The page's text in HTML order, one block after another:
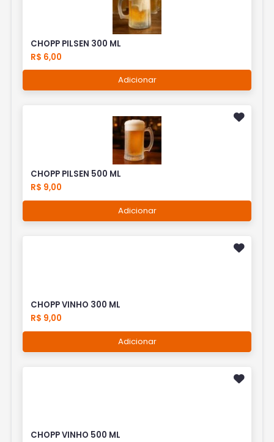
CHOPP PILSEN 300 ML
R$ 6,00
Adicionar
CHOPP PILSEN 500 ML
R$ 9,00
Adicionar
CHOPP VINHO 300 ML
R$ 9,00
Adicionar
CHOPP VINHO 500 ML